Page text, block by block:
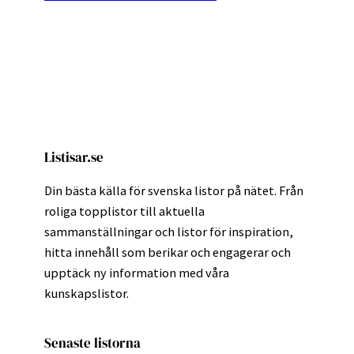
Listisar.se
Din bästa källa för svenska listor på nätet. Från
roliga topplistor till aktuella
sammanställningar och listor för inspiration,
hitta innehåll som berikar och engagerar och
upptäck ny information med våra
kunskapslistor.
Senaste listorna